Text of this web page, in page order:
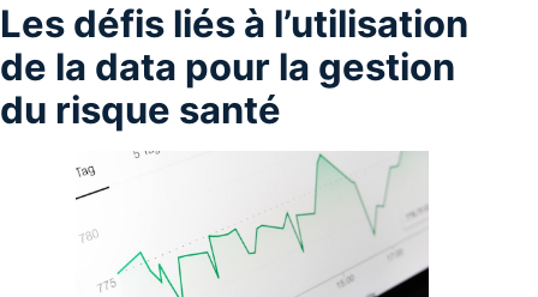
Les défis liés à l’utilisation
de la data pour la gestion
du risque santé